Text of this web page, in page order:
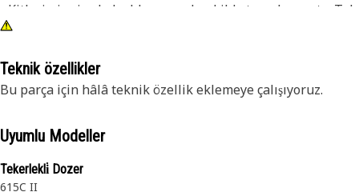
• Kitlerimiz size kolaylık sunacak şekilde tasarlanmıştır. Tek
bir parça numarası ile önceden paketlenip sipariş edilir ve
tasarruf sağlar.
Teknik özellikler
Bu parça için hâlâ teknik özellik eklemeye çalışıyoruz.
Uyumlu Modeller
Tekerlekli̇ Dozer
615C II